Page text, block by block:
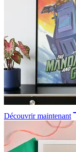
Découvrir maintenant